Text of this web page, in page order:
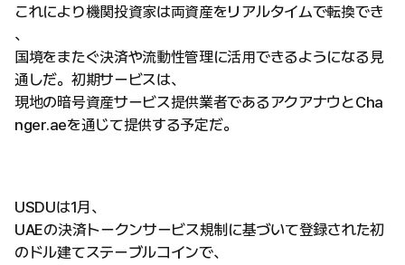
これにより機関投資家は両資産をリアルタイムで転換でき
、
国境をまたぐ決済や流動性管理に活用できるようになる見
通しだ。初期サービスは、
現地の暗号資産サービス提供業者であるアクアナウとCha
nger.aeを通じて提供する予定だ。
USDUは1月、
UAEの決済トークンサービス規制に基づいて登録された初
のドル建てステーブルコインで、